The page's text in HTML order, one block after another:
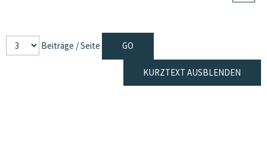
Beiträge / Seite
KURZTEXT AUSBLENDEN